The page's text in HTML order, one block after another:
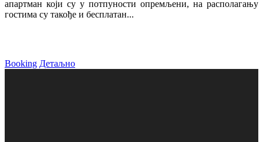
апартман који су у потпуности опремљени, на располагању
гостима су такође и бесплатан...
Booking Детаљно